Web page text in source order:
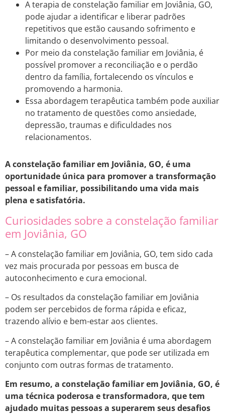
A terapia de constelação familiar em Joviânia, GO,
pode ajudar a identificar e liberar padrões
repetitivos que estão causando sofrimento e
limitando o desenvolvimento pessoal.
Por meio da constelação familiar em Joviânia, é
possível promover a reconciliação e o perdão
dentro da família, fortalecendo os vínculos e
promovendo a harmonia.
Essa abordagem terapêutica também pode auxiliar
no tratamento de questões como ansiedade,
depressão, traumas e dificuldades nos
relacionamentos.
A constelação familiar em Joviânia, GO, é uma
oportunidade única para promover a transformação
pessoal e familiar, possibilitando uma vida mais
plena e satisfatória.
Curiosidades sobre a constelação familiar
em Joviânia, GO
– A constelação familiar em Joviânia, GO, tem sido cada
vez mais procurada por pessoas em busca de
autoconhecimento e cura emocional.
– Os resultados da constelação familiar em Joviânia
podem ser percebidos de forma rápida e eficaz,
trazendo alívio e bem-estar aos clientes.
– A constelação familiar em Joviânia é uma abordagem
terapêutica complementar, que pode ser utilizada em
conjunto com outras formas de tratamento.
Em resumo, a constelação familiar em Joviânia, GO, é
uma técnica poderosa e transformadora, que tem
ajudado muitas pessoas a superarem seus desafios